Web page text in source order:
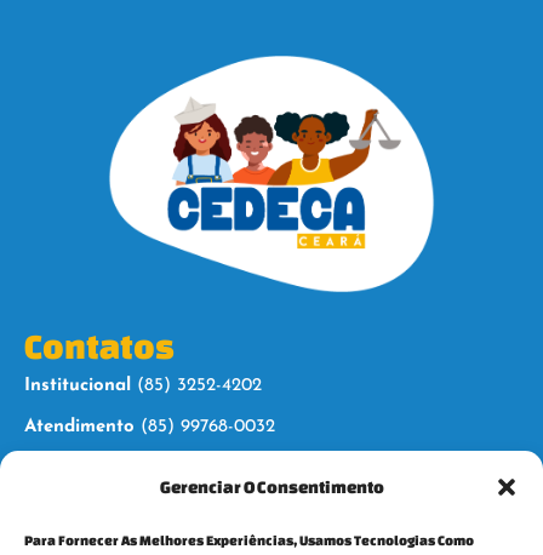
Gerenciar O Consentimento
Para Fornecer As Melhores Experiências, Usamos Tecnologias Como
Contatos
Institucional (85) 3252-4202
Atendimento (85) 99768-0032
Siga-nos